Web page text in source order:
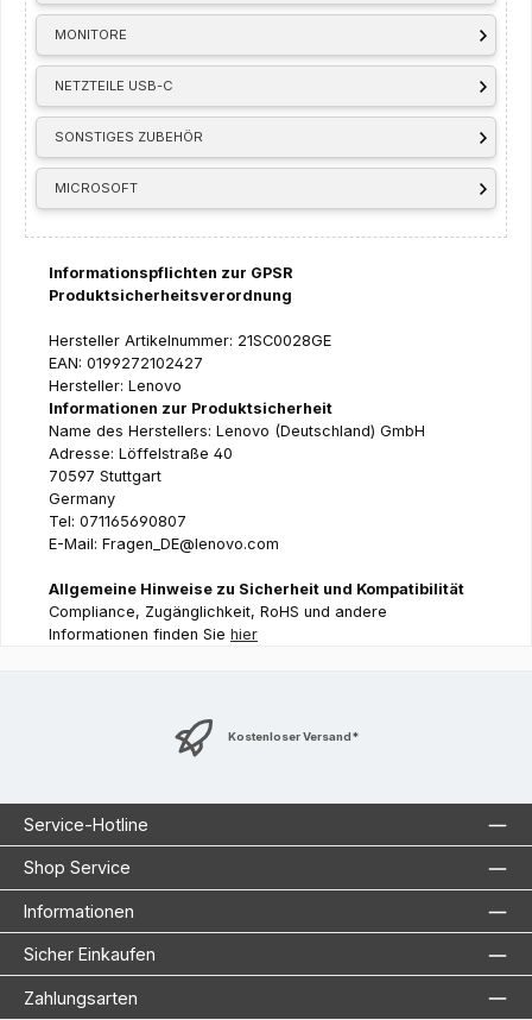
MONITORE
NETZTEILE USB-C
SONSTIGES ZUBEHÖR
MICROSOFT
Informationspflichten zur GPSR
Produktsicherheitsverordnung
Hersteller Artikelnummer: 21SC0028GE
EAN: 0199272102427
Hersteller: Lenovo
Informationen zur Produktsicherheit
Name des Herstellers: Lenovo (Deutschland) GmbH
Adresse: Löffelstraße 40
70597 Stuttgart
Germany
Tel: 071165690807
E-Mail: Fragen_DE@lenovo.com
Allgemeine Hinweise zu Sicherheit und Kompatibilität
Compliance, Zugänglichkeit, RoHS und andere
Informationen finden Sie hier
Kostenloser Versand*
Service-Hotline
Shop Service
Informationen
Sicher Einkaufen
Zahlungsarten